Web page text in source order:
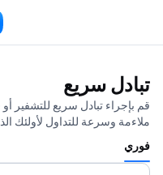
تبادل سريع
قم بإجراء تبادل سريع للتشفير
ملاءمة وسرعة للتداول لأولئك
فوري